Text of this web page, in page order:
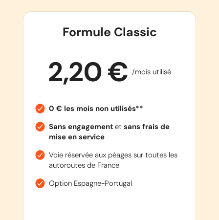
Formule Classic
2,20 € /mois utilisé
0 € les mois non utilisés**
Sans engagementet sans frais de
mise en service
Voie réservée aux péages sur toutes les
autoroutes de France
Option Espagne-Portugal